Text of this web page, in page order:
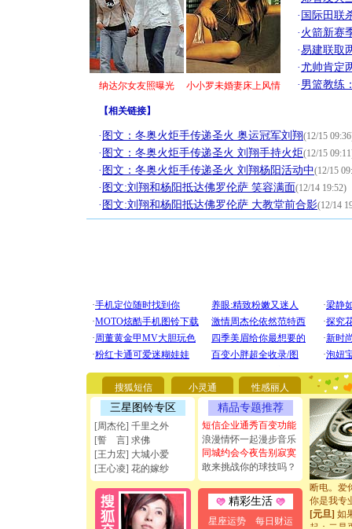
纳达尔女友照曝光 小小罗未婚妻床上风情
· 国际田联
· 火箭新赛
·易建联取
·尤帅肯定
· 男篮教练
【相关链接】
· 图文：冬奥火炬手传递圣火 奥运冠军刘翔(12/15
· 图文：冬奥火炬手传递圣火 刘翔手持火炬(12/15
· 图文：冬奥火炬手传递圣火 刘翔杨阳活动中(12/15
· 图文:刘翔和杨阳抵达佛罗伦萨 笑容满面(12/14 19:52)
· 图文:刘翔和杨阳抵达佛罗伦萨 大教堂前合影(12/14
搜狐短信 小灵通 性感丽人
三星图铃专区
[周杰伦] 千里之外
[誓 言] 求佛
[王力宏] 大城小爱
[王心凌] 花的嫁纱
精品专题推荐
短信企业通秀百变功能
浪漫情怀一起漫步音乐
同城约会今夜告别寂寞
敢来挑战你的球技吗？
精彩生活
星座运势
每日财运
[圣诞节]
你太多，
要平安
[圣诞节]
能正大光
天都要快
[圣诞节]
如意,快
[元旦]看
断电。爱
你是我专
[元旦] 如
起；二是